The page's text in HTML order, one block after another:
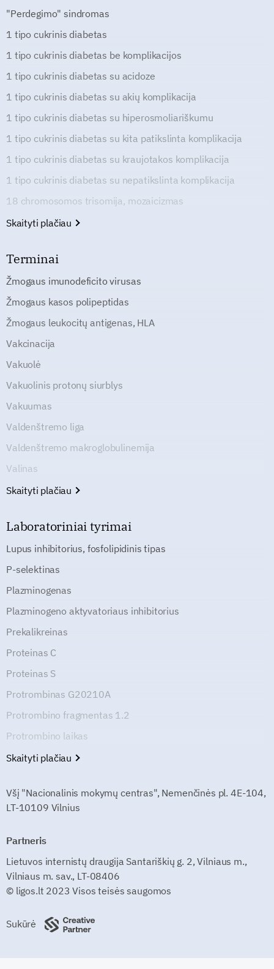
"Perdegimo" sindromas
1 tipo cukrinis diabetas
1 tipo cukrinis diabetas be komplikacijos
1 tipo cukrinis diabetas su acidoze
1 tipo cukrinis diabetas su akių komplikacija
1 tipo cukrinis diabetas su hiperosmoliariškumu
1 tipo cukrinis diabetas su kita patikslinta komplikacija
1 tipo cukrinis diabetas su kraujotakos komplikacija
1 tipo cukrinis diabetas su nepatikslinta komplikacija
18 chromosomos trisomija, mozaicizmas
Skaityti plačiau
Terminai
Žmogaus imunodeficito virusas
Žmogaus kasos polipeptidas
Žmogaus leukocitų antigenas, HLA
Vakcinacija
Vakuolė
Vakuolinis protonų siurblys
Vakuumas
Valdenštremo liga
Valdenštremo makroglobulinemija
Valinas
Skaityti plačiau
Laboratoriniai tyrimai
Lupus inhibitorius, fosfolipidinis tipas
P-selektinas
Plazminogenas
Plazminogeno aktyvatoriaus inhibitorius
Prekalikreinas
Proteinas C
Proteinas S
Protrombinas G20210A
Protrombino fragmentas 1.2
Protrombino laikas
Skaityti plačiau
Všį "Nacionalinis mokymų centras", Nemenčinės pl. 4E-104,
LT-10109 Vilnius
Partneris
Lietuvos internistų draugija Santariškių g. 2, Vilniaus m.,
Vilniaus m. sav., LT-08406
© ligos.lt 2023 Visos teisės saugomos
Sukūrė